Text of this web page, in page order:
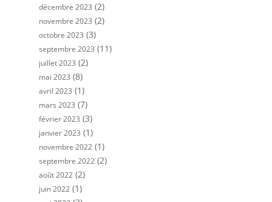
décembre 2023 (2)
novembre 2023 (2)
octobre 2023 (3)
septembre 2023 (11)
juillet 2023 (2)
mai 2023 (8)
avril 2023 (1)
mars 2023 (7)
février 2023 (3)
janvier 2023 (1)
novembre 2022 (1)
septembre 2022 (2)
août 2022 (2)
juin 2022 (1)